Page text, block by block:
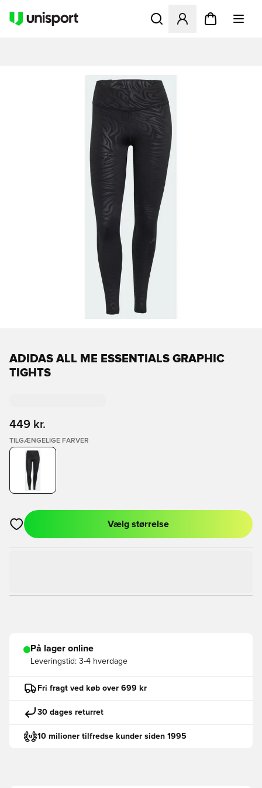
Åbner en Modal til at
ADIDAS ALL ME ESSENTIALS GRAPHIC
TIGHTS
449 kr.
TILGÆNGELIGE FARVER
Åbner en Modal til at logge ind eller tilmelde dig som medlem
Vælg størrelse
På lager online
Leveringstid: 3-4 hverdage
Fri fragt ved køb over 699 kr
30 dages returret
10 milioner tilfredse kunder siden 1995